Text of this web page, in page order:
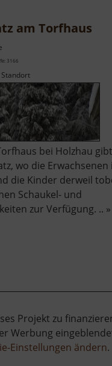
am Torfhaus
3166
bei Holzhau
wo die Erwachsenen
die Kinder derweil
Schaukel- und
zur Verfügung. .. »
Projekt zu
Werbung
Einstellungen ändern.